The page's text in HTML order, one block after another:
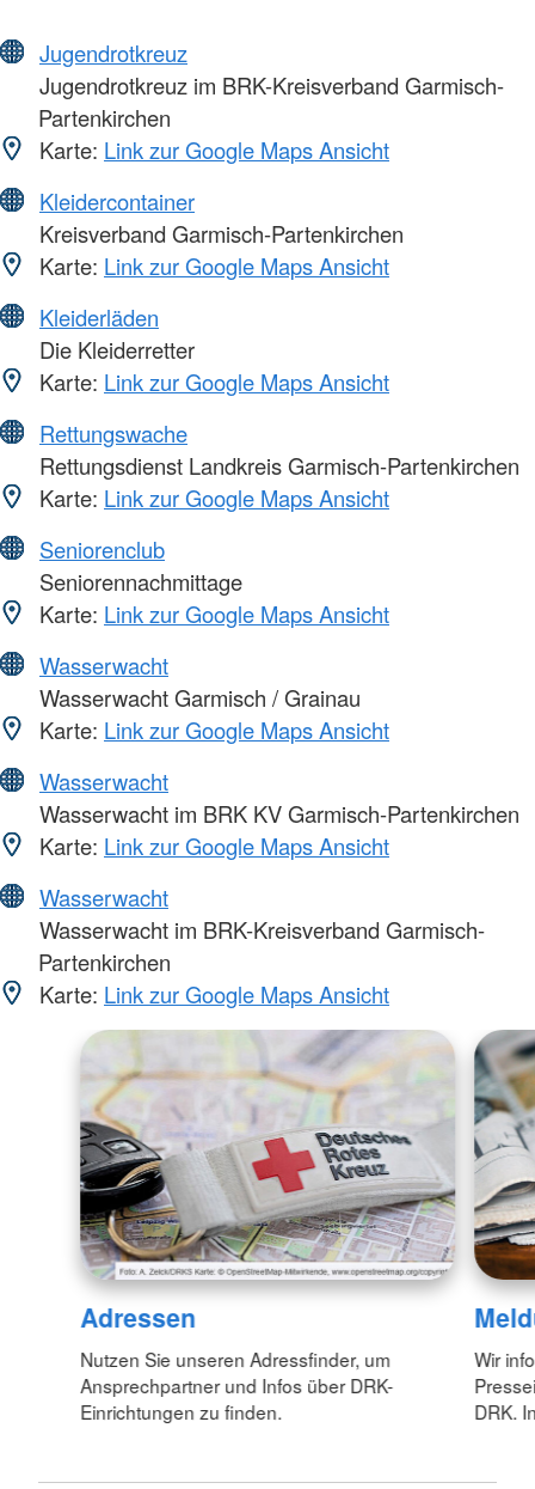
Jugendrotkreuz
Jugendrotkreuz im BRK-Kreisverband Garmisch-
Partenkirchen
Karte: Link zur Google Maps Ansicht
Kleidercontainer
Kreisverband Garmisch-Partenkirchen
Karte: Link zur Google Maps Ansicht
Kleiderläden
Die Kleiderretter
Karte: Link zur Google Maps Ansicht
Rettungswache
Rettungsdienst Landkreis Garmisch-Partenkirchen
Karte: Link zur Google Maps Ansicht
Seniorenclub
Seniorennachmittage
Karte: Link zur Google Maps Ansicht
Wasserwacht
Wasserwacht Garmisch / Grainau
Karte: Link zur Google Maps Ansicht
Wasserwacht
Wasserwacht im BRK KV Garmisch-Partenkirchen
Karte: Link zur Google Maps Ansicht
Wasserwacht
Wasserwacht im BRK-Kreisverband Garmisch-
Partenkirchen
Karte: Link zur Google Maps Ansicht
Adressen
Nutzen Sie unseren Adressfinder, um
Ansprechpartner und Infos über DRK-
Einrichtungen zu finden.
Wir
DRK.